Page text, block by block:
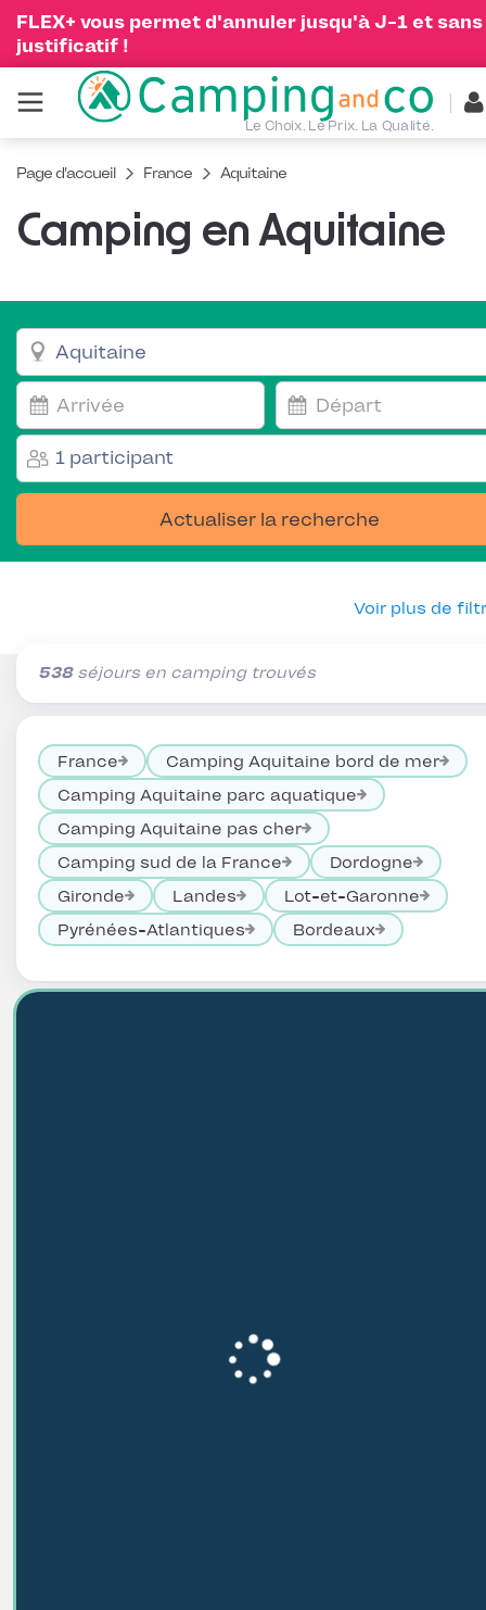
FLEX+ vous permet d'annuler jusqu'à J-1 et sans
justificatif !
Le Choix. Le Prix. La Qualité.
Page d'accueil France Aquitaine
Camping en Aquitaine
1 participant
Actualiser la recherche
Voir plus de
538séjours en camping trouvés
France
Camping Aquitaine bord de mer
Camping Aquitaine parc aquatique
Camping Aquitaine pas cher
Camping sud de la France
Dordogne
Gironde
Landes
Lot-et-Garonne
Pyrénées-Atlantiques
Bordeaux